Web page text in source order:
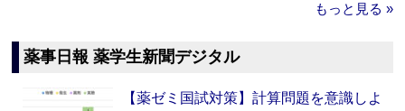
もっと見る »
薬事日報 薬学生新聞デジタル
【薬ゼミ国試対策】計算問題を意識しよ